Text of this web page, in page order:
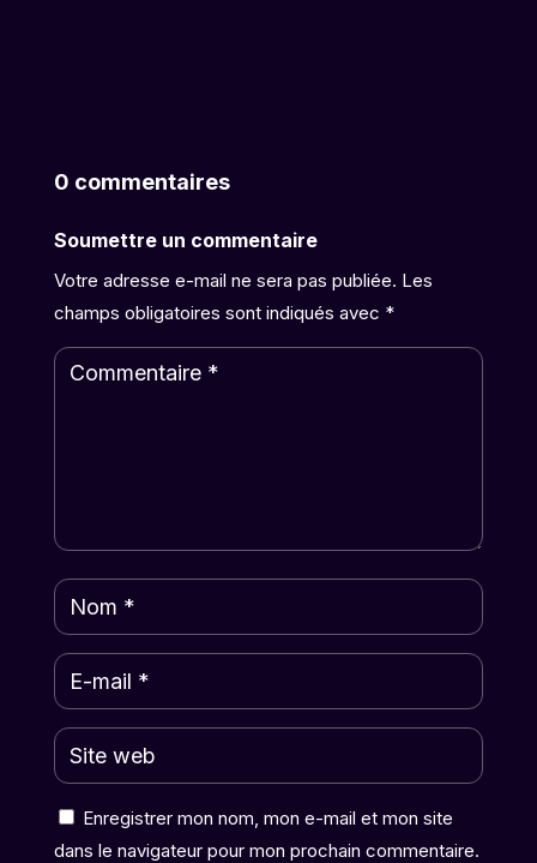
0 commentaires
Soumettre un commentaire
Votre adresse e-mail ne sera pas publiée. Les
champs obligatoires sont indiqués avec *
Enregistrer mon nom, mon e-mail et mon site
dans le navigateur pour mon prochain commentaire.